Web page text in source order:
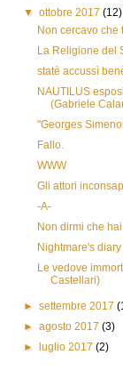
▼ottobre 2017(12)
Non cercavo che
La Religione del
statè accussì
NAUTILUS
(Gabriele
"Georges
Fallo.
WWW
Gli attori
-A-
Non dirmi che
Nightmare's diary
Le vedove
Castellari)
►settembre 2017
►agosto 2017(3)
►
luglio 2017(2)